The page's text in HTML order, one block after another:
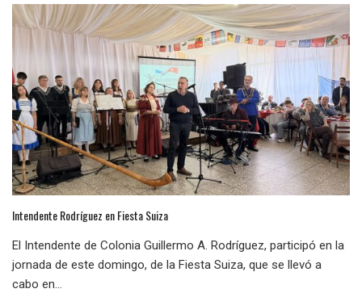
Intendente Rodríguez en Fiesta Suiza
El Intendente de Colonia Guillermo A. Rodríguez, participó en la
jornada de este domingo, de la Fiesta Suiza, que se llevó a
cabo en...